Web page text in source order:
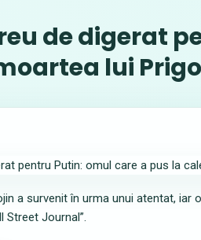
de digerat
lui
a survenit în urma unui atentat, iar
Street Journal”.